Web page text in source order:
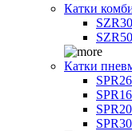
Катки
Катки